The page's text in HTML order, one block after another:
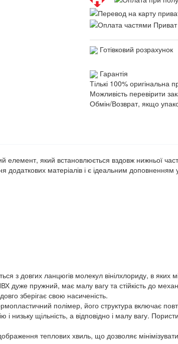
Готівковий розрахунок
Гарантія
Тількі 100% оригінальна
Можливість перевірити
Обмін/Возврат, якщо
елемент, який встановлюється вздовж нижньої
додаткових матеріалів і є ідеальним доповненням
з довгих ланцюгів молекул вінілхлориду, в яких
дуже пружний, має малу вагу та стійкість до
зберігає свою насиченість.
полімер, його структура включає
низьку щільність, а відповідно і малу вагу.
теплових хвиль, що дозволяє